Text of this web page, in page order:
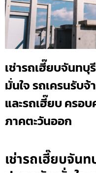
เช่ารถเฮี๊ยบจันทบุ
มั่นใจ รถเครนรับจ้
และรถเฮี๊ยบ ครอ
ภาคตะวันออก
เช่ารถเฮี๊ยบจัน